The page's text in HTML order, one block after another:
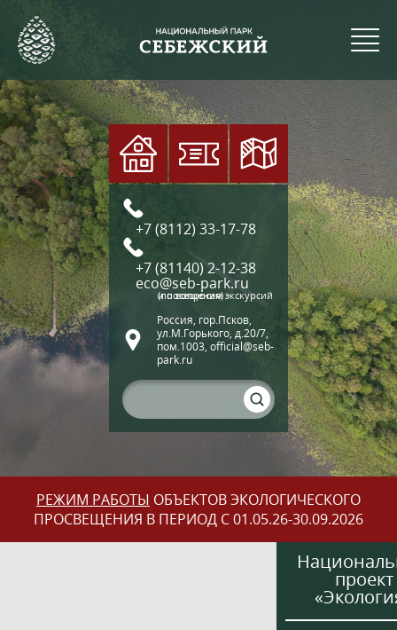
+7 (8112) 33-17-78
+7 (81140) 2-12-38
eco@seb-park.ru
(по вопросам экскурсий и посещения)
Россия, гор.Псков,
ул.М.Горького, д.20/7,
пом.1003, official@seb-
park.ru
РЕЖИМ РАБОТЫ ОБЪЕКТОВ ЭКОЛОГИЧЕСКОГО
ПРОСВЕЩЕНИЯ В ПЕРИОД С 01.05.26-30.09.2026
проект